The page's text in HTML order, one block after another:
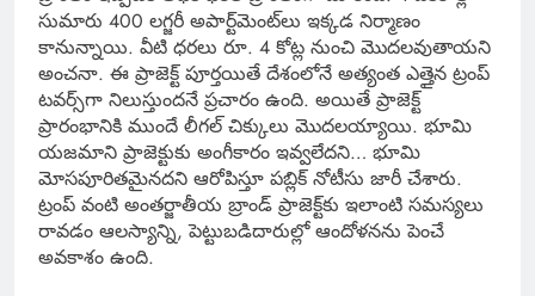
సుమారు 400 లగ్జరీ అపార్ట్‌మెంట్‌లు ఇక్కడ నిర్మాణం
కానున్నాయి. వీటి ధరలు రూ. 4 కోట్ల నుంచి మొదలవుతాయని
అంచనా. ఈ ప్రాజెక్ట్ పూర్తయితే దేశంలోనే అత్యంత ఎత్తైన ట్రంప్
టవర్స్‌గా నిలుస్తుందనే ప్రచారం ఉంది. అయితే ప్రాజెక్ట్
ప్రారంభానికి ముందే లీగల్ చిక్కులు మొదలయ్యాయి. భూమి
యజమాని ప్రాజెక్టుకు అంగీకారం ఇవ్వలేదని… భూమి
మోసపూరితమైనదని ఆరోపిస్తూ పబ్లిక్ నోటీసు జారీ చేశారు.
ట్రంప్ వంటి అంతర్జాతీయ బ్రాండ్‌ ప్రాజెక్ట్‌కు ఇలాంటి సమస్యలు
రావడం ఆలస్యాన్ని, పెట్టుబడిదారుల్లో ఆందోళనను పెంచే
అవకాశం ఉంది.